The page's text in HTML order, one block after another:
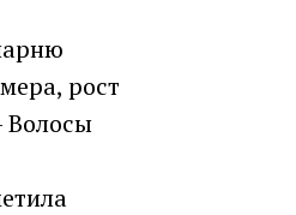
рост
Волосы